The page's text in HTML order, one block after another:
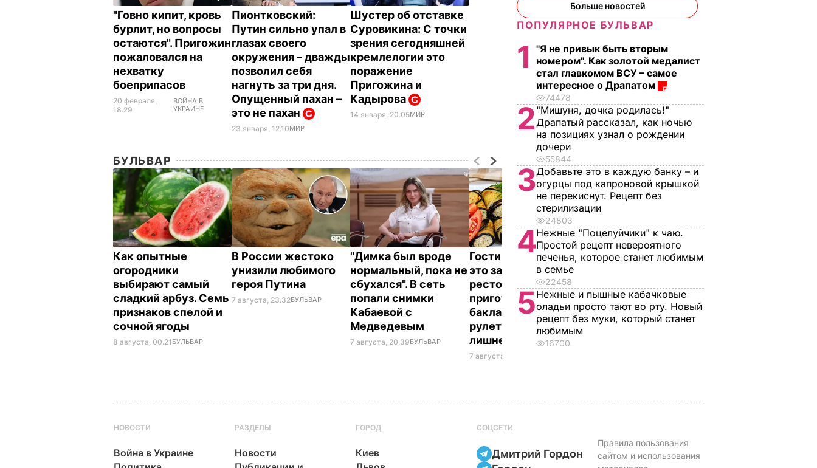
"Говно кипит, кровь
бурлит, но вопросы
остаются". Пригожин
пожаловался на
нехватку
боеприпасов
20 февраля,
18.29
ВОЙНА В
УКРАИНЕ
Пионтковский:
Путин сильно упал в
глазах своего
окружения – дважды
позволил себя
нагнуть за три дня.
Опущенный пахан –
это не пахан
23 января, 12.10МИР
Шустер об отставке
Суровикина: С точки
зрения сегодняшней
кремлелогии это
поражение
Пригожина и
Кадырова
14 января, 20.05МИР
БУЛЬВАР
Как опытные
огородники
выбирают самый
сладкий арбуз. Семь
признаков спелой и
сочной ягоды
8 августа, 00.21 БУЛЬВАР
В России жестоко
унизили любимого
героя Путина
7 августа, 23.32БУЛЬВАР
"Димка был вроде
нормальный, пока не
сбухался". В сеть
попали снимки
Кабаевой с
Медведевым
7 августа, 20.39БУЛЬВАР
Гости думают, что
это закуска из
ресторана. Как
приготовить нежные
баклажанные
рулетики без
лишнего жира
7 августа, 20.17
"Ничего навязывать
профессию выбрал
его сын
Больше новостей
ПОПУЛЯРНОЕ БУЛЬВАР
1
"Я не привык быть вторым
номером". Как золотой медалист
стал главкомом ВСУ – самое
интересное о Драпатом
74478
2 "Мишуня, дочка родилась!"
Драпатый рассказал, как ночью
на позициях узнал о рождении
дочери
55844
3Добавьте это в каждую банку – и
огурцы под капроновой крышкой
не перекиснут. Рецепт без
стерилизации
24803
4Нежные "Поцелуйчики" к чаю.
Простой рецепт невероятного
печенья, которое станет любимым
в семье
22458
5Нежные и пышные кабачковые
оладьи просто тают во рту. Новый
рецепт без муки, который станет
любимым
16700
НОВОСТИ
Война в Украине
РАЗДЕЛЫ
Новости
ГОРОД
Киев
СОЦСЕТИ
Дмитрий Гордон
Правила пользования
сайтом и использования